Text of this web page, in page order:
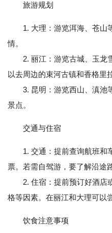
旅游规划
1. 大理：游览洱海、苍山
情。
2. 丽江：游览古城、玉龙
以去周边的束河古镇和香格里拉
3. 昆明：游览西山、滇池
景点。
交通与住宿
1. 交通：提前查询航班和
票。若需自驾游，要了解沿途
2. 住宿：提前预订好酒店
格等因素。在丽江和大理可以
饮食注意事项